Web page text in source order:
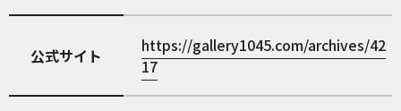
公式サイト
https://gallery1045.com/archives/42
17